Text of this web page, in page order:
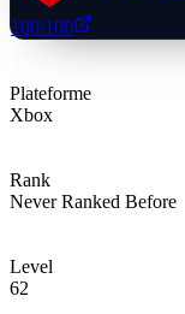
100/100
Plateforme
Xbox
Rank
Never Ranked Before
Level
62